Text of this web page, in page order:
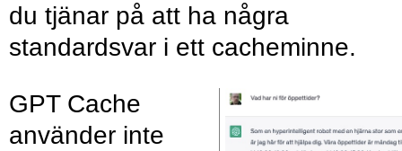
du tjänar på att ha några
standardsvar i ett cacheminne.
GPT Cache
använder inte